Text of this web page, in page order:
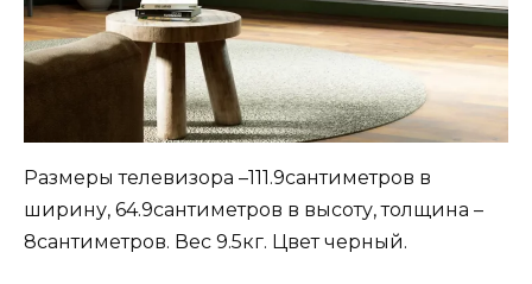
Размеры телевизора –111.9сантиметров в
ширину, 64.9сантиметров в высоту, толщина –
8сантиметров. Вес 9.5кг. Цвет черный.